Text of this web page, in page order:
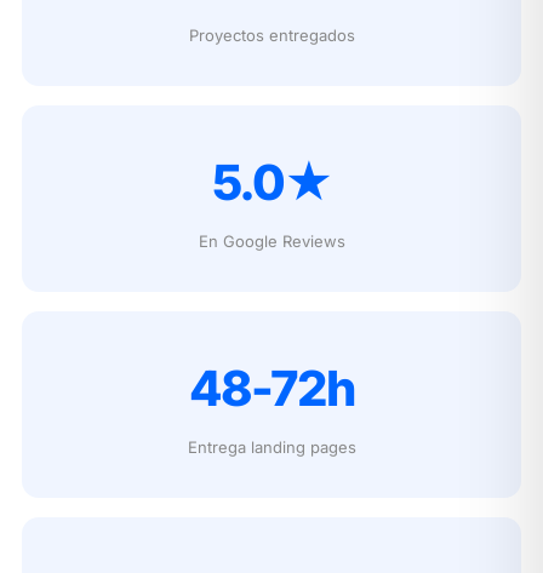
Proyectos entregados
5.0★
En Google Reviews
48-72h
Entrega landing pages